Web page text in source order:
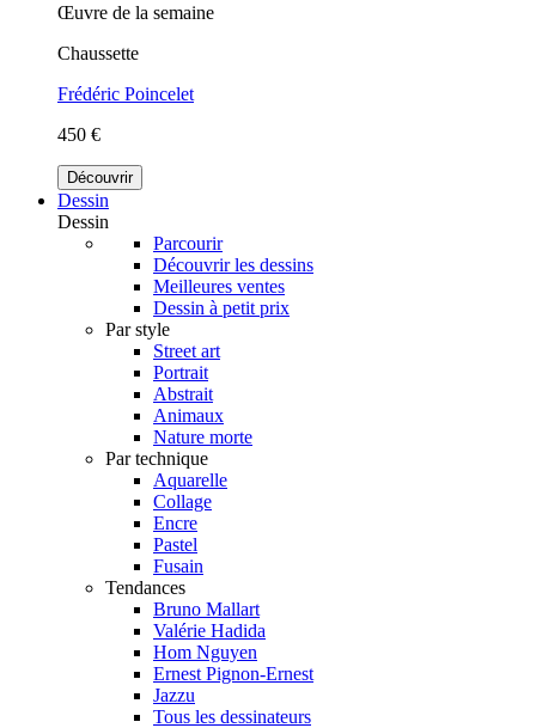
Œuvre de la semaine
Chaussette
Frédéric Poincelet
450 €
Découvrir
Dessin
Dessin
Parcourir
Découvrir les dessins
Meilleures ventes
Dessin à petit prix
Par style
Street art
Portrait
Abstrait
Animaux
Nature morte
Par technique
Aquarelle
Collage
Encre
Pastel
Fusain
Tendances
Bruno Mallart
Valérie Hadida
Hom Nguyen
Ernest Pignon-Ernest
Jazzu
Tous les dessinateurs